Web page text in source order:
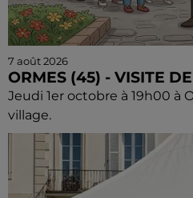
7 août 2026
ORMES (45) - VISITE
Jeudi 1er octobre à 19h00 à
village.